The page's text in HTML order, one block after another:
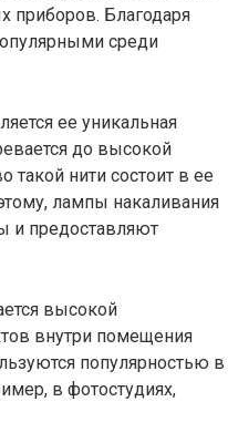
приборов. Благодаря
среди
ее уникальная
до высокой
такой нити состоит в ее
лампы накаливания
и предоставляют
высокой
внутри помещения
популярностью в
в фотостудиях,